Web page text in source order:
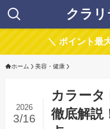
クラ
＼ ポイント最
ホーム 美容・健康
カラータ
徹底解説
2026
3/16